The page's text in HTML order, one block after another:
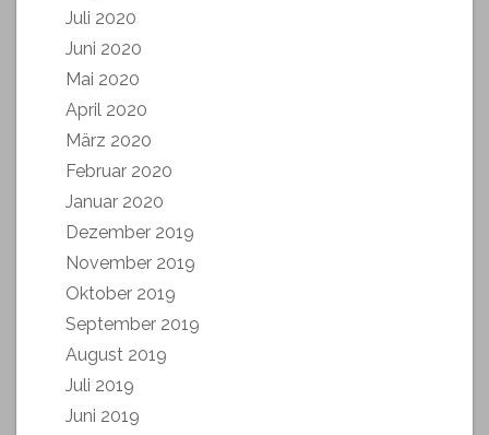
Juli 2020
Juni 2020
Mai 2020
April 2020
März 2020
Februar 2020
Januar 2020
Dezember 2019
November 2019
Oktober 2019
September 2019
August 2019
Juli 2019
Juni 2019